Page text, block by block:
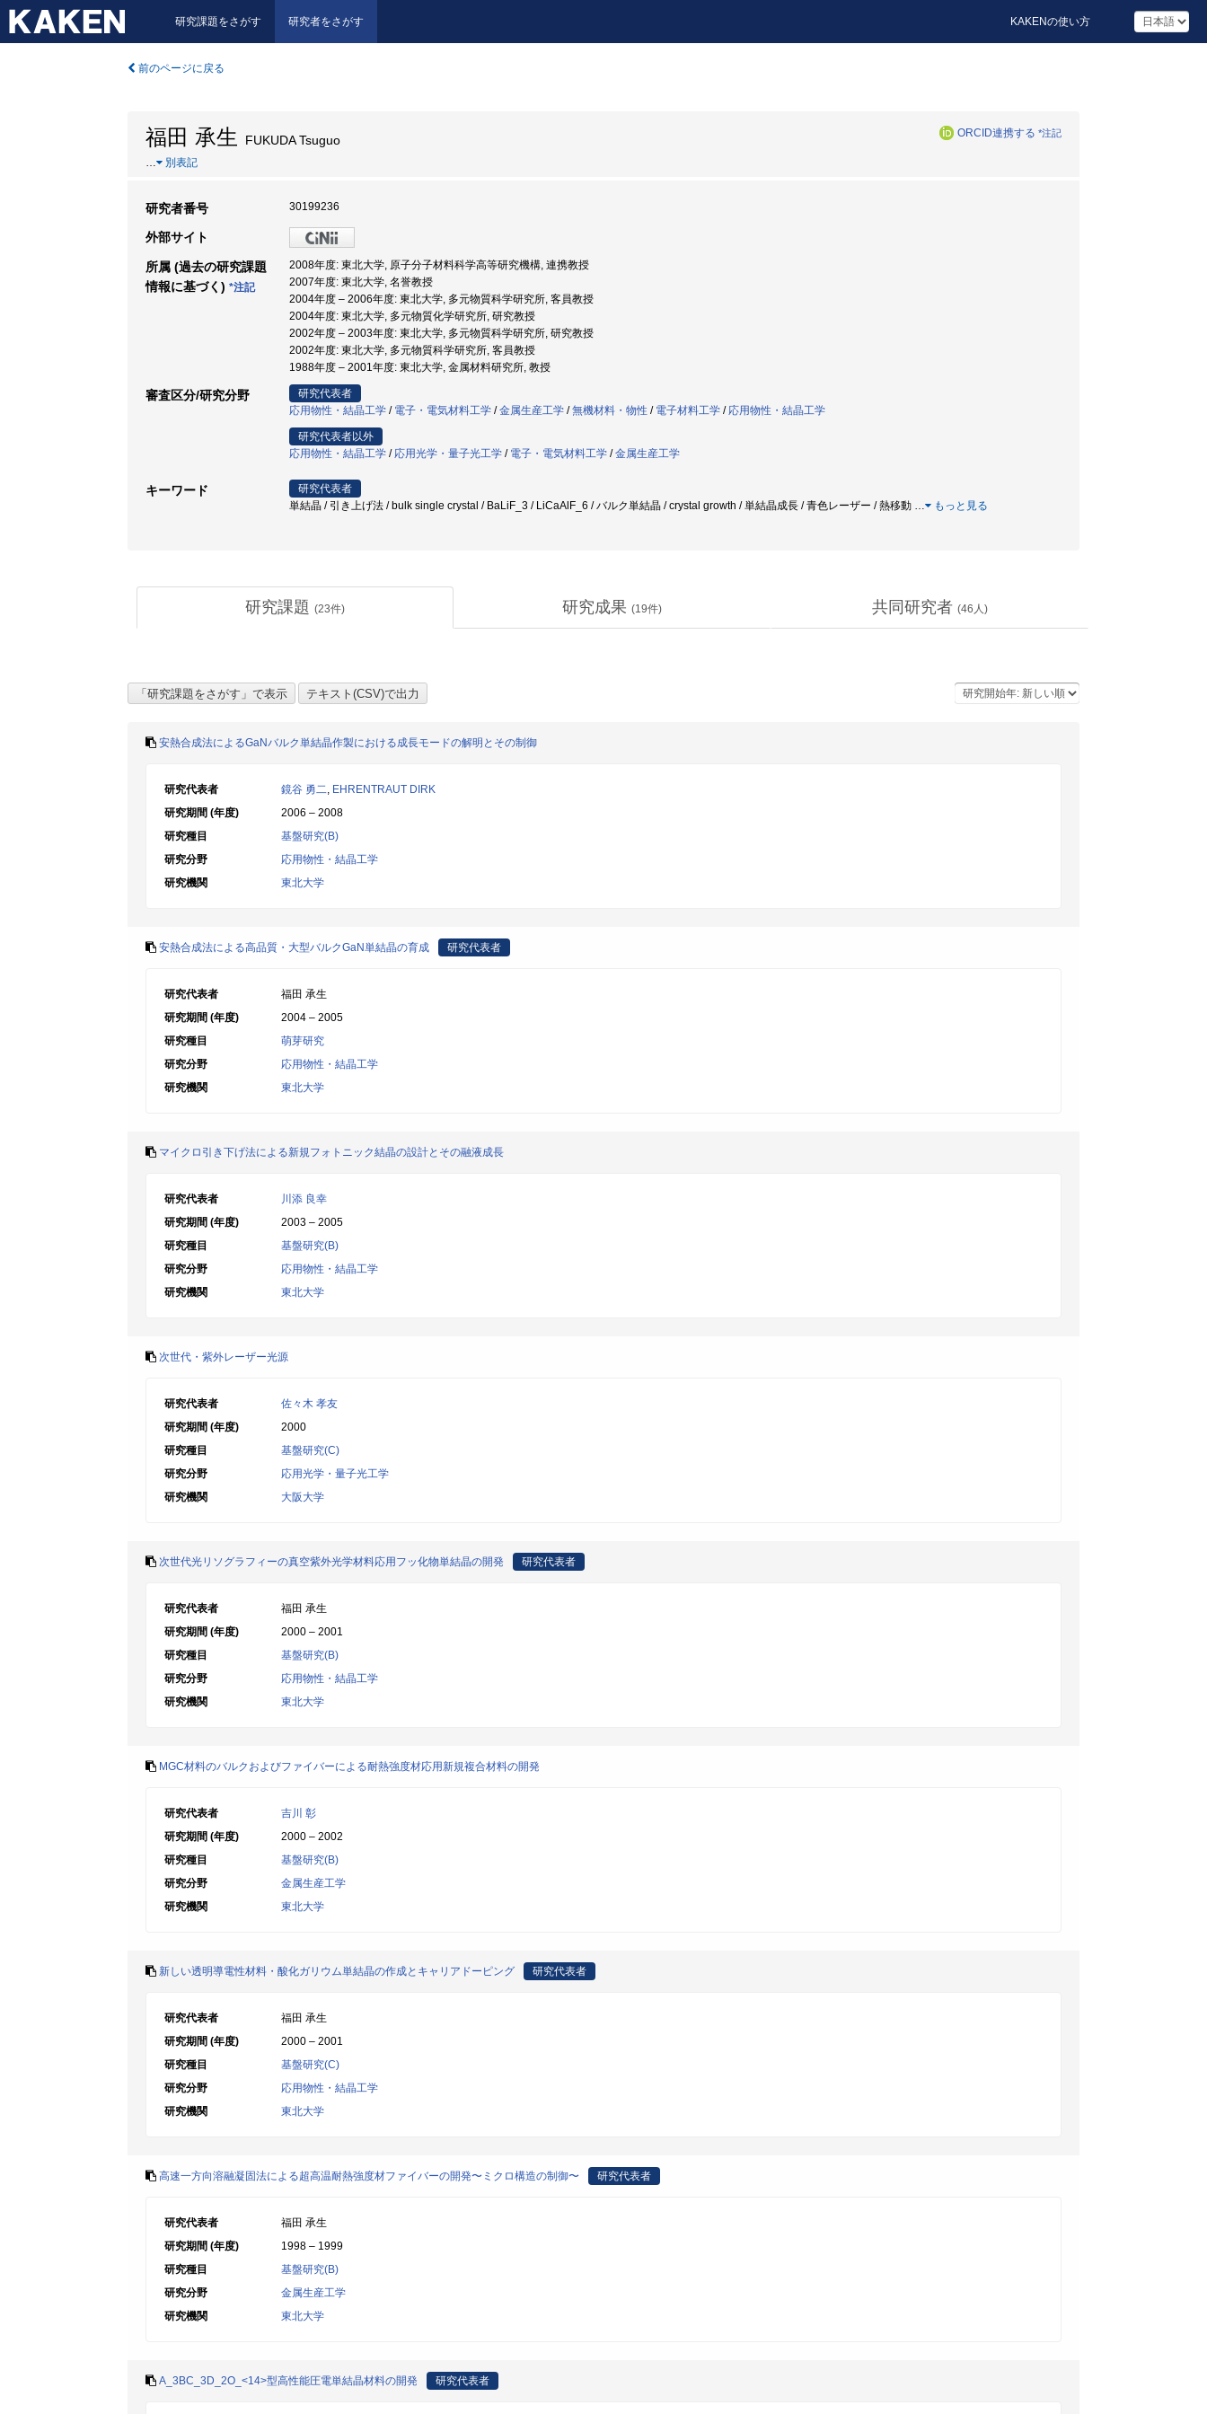
研究課題をさがす 研究者をさがす KAKENの使い方
前のページに戻る
福田 承生 FUKUDA Tsuguo ORCID連携する *注記
… 別表記
研究者番号 30199236
外部サイト
所属 (過去の研究課題
情報に基づく) *注記
2008年度: 東北大学, 原子分子材料科学高等研究機構, 連携教授
2007年度: 東北大学, 名誉教授
2004年度 – 2006年度: 東北大学, 多元物質科学研究所, 客員教授
2004年度: 東北大学, 多元物質化学研究所, 研究教授
2002年度 – 2003年度: 東北大学, 多元物質科学研究所, 研究教授
2002年度: 東北大学, 多元物質科学研究所, 客員教授
1988年度 – 2001年度: 東北大学, 金属材料研究所, 教授
審査区分/研究分野
研究代表者
応用物性・結晶工学 / 電子・電気材料工学 /金属生産工学 /無機材料・物性 / 電子材料工学 / 応用物性・結晶工学
研究代表者以外
応用物性・結晶工学 / 応用光学・量子光工学 / 電子・電気材料工学 /金属生産工学
キーワード
研究代表者
単結晶 / 引き上げ法 / bulk single crystal / BaLiF_3 / LiCaAlF_6 / バルク単結晶 / crystal growth / 単結晶成長 / 青色レーザー / 熱移動 … もっと見る
研究課題 (23件) 研究成果 (19件) 共同研究者 (46 人)
安熱合成法によるGaNバルク単結晶作製における成長モードの解明とその制御
研究代表者 鏡谷 勇二, EHRENTRAUT DIRK
研究期間 (年度)
2006 – 2008
研究種目
基盤研究(B)
研究分野
応用物性・結晶工学
研究機関
東北大学
安熱合成法による高品質・大型バルクGaN単結晶の育成 研究代表者
研究代表者
福田 承生
研究期間 (年度)
2004 – 2005
研究種目
萌芽研究
研究分野
応用物性・結晶工学
研究機関
東北大学
マイクロ引き下げ法による新規フォトニック結晶の設計とその融液成長
研究代表者
川添 良幸
研究期間 (年度)
2003 – 2005
研究種目
基盤研究(B)
研究分野
応用物性・結晶工学
研究機関
東北大学
次世代・紫外レーザー光源
研究代表者
佐々木 孝友
研究期間 (年度)
2000
研究種目
基盤研究(C)
研究分野
応用光学・量子光工学
研究機関
大阪大学
次世代光リソグラフィーの真空紫外光学材料応用フッ化物単結晶の開発 研究代表者
研究代表者
福田 承生
研究期間 (年度)
2000 – 2001
研究種目
基盤研究(B)
研究分野
応用物性・結晶工学
研究機関
東北大学
MGC材料のバルクおよびファイバーによる耐熱強度材応用新規複合材料の開発
研究代表者
吉川 彰
研究期間 (年度)
2000 – 2002
研究種目
基盤研究(B)
研究分野
金属生産工学
研究機関
東北大学
新しい透明導電性材料・酸化ガリウム単結晶の作成とキャリアドーピング 研究代表者
研究代表者
福田 承生
研究期間 (年度)
2000 – 2001
研究種目
基盤研究(C)
研究分野
応用物性・結晶工学
研究機関
東北大学
高速一方向溶融凝固法による超高温耐熱強度材ファイバーの開発〜ミクロ構造の制御〜 研究代表者
研究代表者
福田 承生
研究期間 (年度)
1998 – 1999
研究種目
基盤研究(B)
研究分野
金属生産工学
研究機関
東北大学
A_3BC_3D_2O_<14>型高性能圧電単結晶材料の開発 研究代表者